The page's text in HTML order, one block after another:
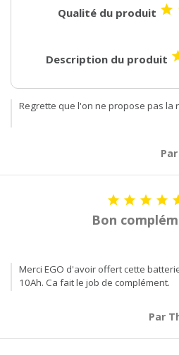
Qualité du produit 
Description du produit
Regrette que l'on ne propose pas la
   
Bon
Merci EGO d'avoir offert cette
10Ah. Ca fait le job de complément.
Par